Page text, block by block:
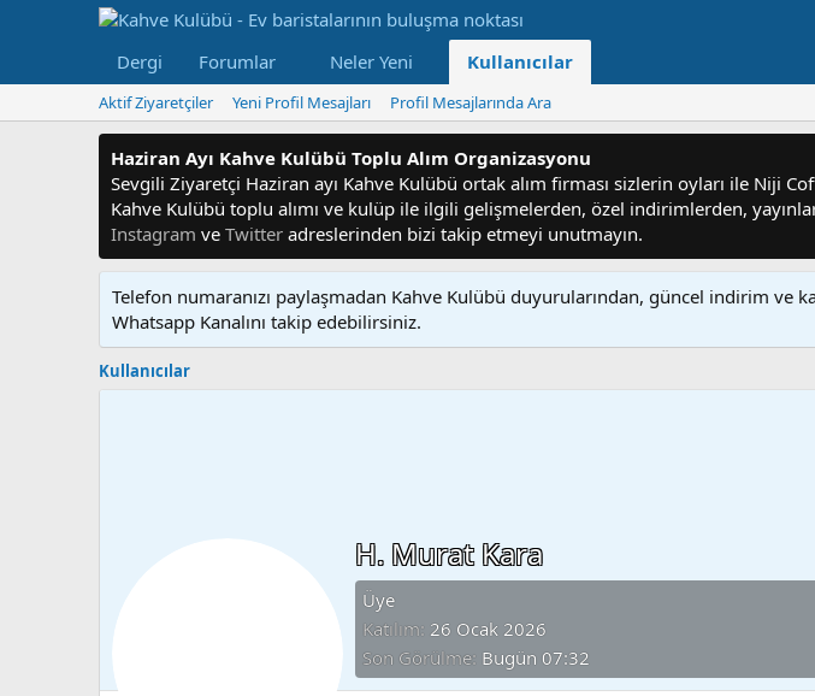
Dergi Forumlar Neler Yeni Kullanıcılar
Aktif Ziyaretçiler Yeni Profil Mesajları Profil Mesajlarında Ara
Haziran Ayı Kahve Kulübü Toplu Alım Organizasyonu
Sevgili Ziyaretçi Haziran ayı Kahve Kulübü ortak alım firması sizlerin oyları ile Niji
Kahve Kulübü toplu alımı ve kulüp ile ilgili gelişmelerden, özel indirimlerden,
Instagram ve Twitter adreslerinden bizi takip etmeyi unutmayın.
Telefon numaranızı paylaşmadan Kahve Kulübü duyurularından, güncel indirim ve
Whatsapp Kanalını takip edebilirsiniz.
Kullanıcılar
H. Murat Kara
Üye
Katılım 26 Ocak 2026
Son Görülme Bugün 07:32